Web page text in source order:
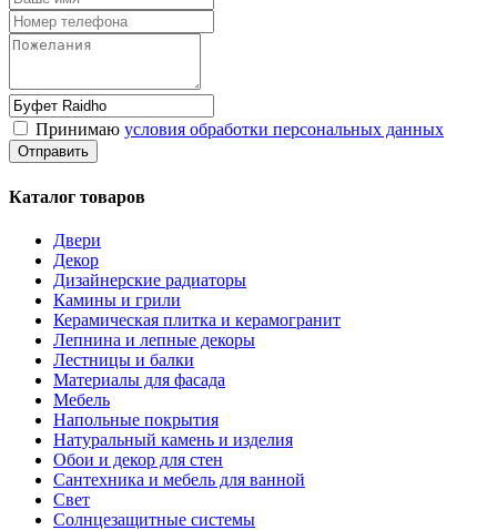
Принимаю условия обработки персональных данных
Каталог товаров
Двери
Декор
Дизайнерские радиаторы
Камины и грили
Керамическая плитка и керамогранит
Лепнина и лепные декоры
Лестницы и балки
Материалы для фасада
Мебель
Напольные покрытия
Натуральный камень и изделия
Обои и декор для стен
Сантехника и мебель для ванной
Свет
Солнцезащитные системы